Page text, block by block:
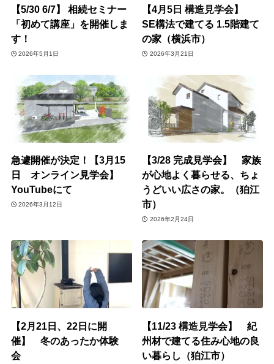
【5/30 6/7】 相続セミナー
「初めて講座」を開催しま
す！
2026年5月1日
【4月5日 構造見学会】
SE構法で建てる 1.5階建て
の家（横浜市）
2026年3月21日
急遽開催が決定！【3月15
日 オンライン見学会】
YouTubeにて
2026年3月12日
【3/28 完成見学会】 家族
が心地よく暮らせる、ちょ
うどいい広さの家。（狛江
市）
2026年2月24日
【2月21日、22日に開
催】 冬のあったか体験
会
【11/23 構造見学会】 紀
州材で建てる住み心地の良
い暮らし（狛江市）